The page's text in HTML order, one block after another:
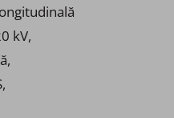
kV,